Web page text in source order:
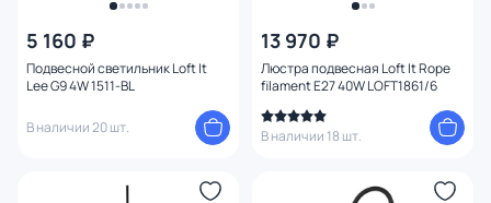
5 160 ₽
Подвесной светильник Loft It
Lee G9 4W 1511-BL
В наличии 20 шт.
13 970 ₽
Люстра подвесная Loft It Rope
filament E27 40W LOFT1861/6
В наличии 18 шт.